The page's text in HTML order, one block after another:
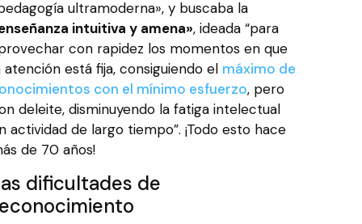
ultramoderna», y buscaba la
intuitiva y amena», ideada “para
con rapidez los momentos en que
atención está fija, consiguiendo el máximo de
con el mínimo esfuerzo, pero
deleite, disminuyendo la fatiga intelectual
actividad de largo tiempo”. ¡Todo esto hace
de 70 años!
dificultades de